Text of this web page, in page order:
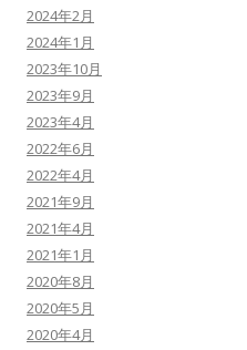
2024年2月
2024年1月
2023年10月
2023年9月
2023年4月
2022年6月
2022年4月
2021年9月
2021年4月
2021年1月
2020年8月
2020年5月
2020年4月